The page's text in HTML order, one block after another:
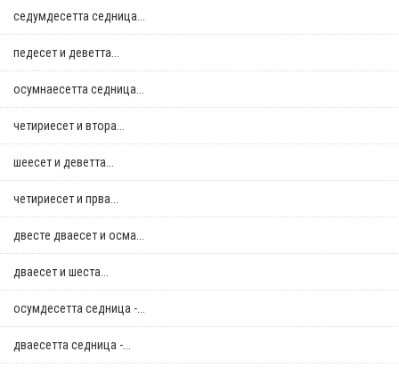
седумдесетта седница...
педесет и деветта...
осумнaесетта седница...
четириесет и втора...
шеесет и деветта...
четириесет и прва...
двестe дваесет и осма...
дваесет и шеста...
осумдесетта седница -...
дваесетта седница -...